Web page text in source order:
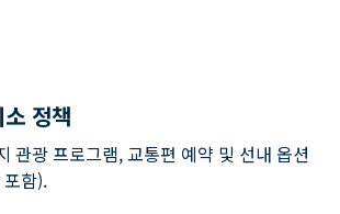
정책
관광 프로그램, 교통편 예약 및 선내 옵션
함).